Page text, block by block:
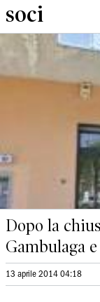
soci
Dopo la
Gambulaga
13 aprile 2014 04:18